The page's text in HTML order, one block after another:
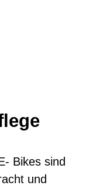
Bikes sind
und